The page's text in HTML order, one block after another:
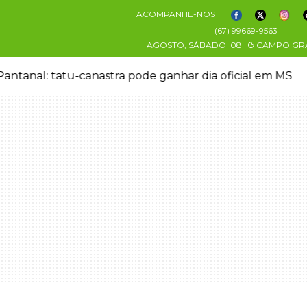
ACOMPANHE-NOS
(67) 99669-9563
AGOSTO, SÁBADO 08 CAMPO
tatu-canastra pode ganhar dia oficial em MS